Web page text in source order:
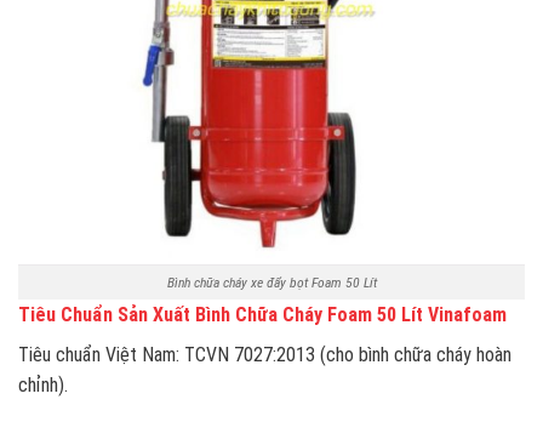
Bình chữa cháy xe đẩy bọt Foam 50 Lít
Tiêu Chuẩn Sản Xuất Bình Chữa Cháy Foam 50 Lít Vinafoam
Tiêu chuẩn Việt Nam: TCVN 7027:2013 (cho bình chữa cháy hoàn
chỉnh).